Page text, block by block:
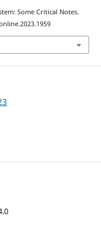
Some Critical Notes.